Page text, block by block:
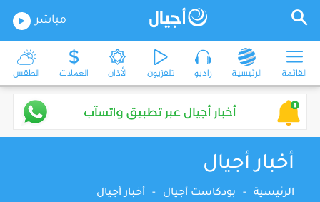
مباشر
القائمة الرئيسية راديو تلفزيون الأذان العملات الطقس
أخبار أجيال
الرئيسية - بودكاست أجيال - أخبار أجيال